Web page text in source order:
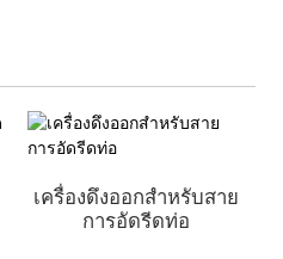
เครื่องดึงออกสำหรับสาย
การอัดรีดท่อ